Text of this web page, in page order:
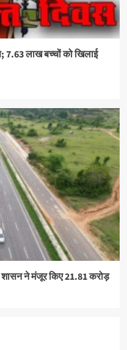
7.63 लाख बच्चों को खिलाई
शासन ने मंजूर किए 21.81 करोड़